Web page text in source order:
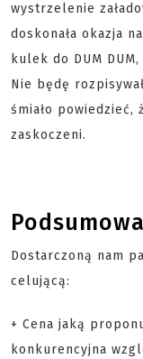
wystrzelenie
doskonała okazja
kulek do DUM
Nie będę
śmiało powiedzieć,
zaskoczeni.
Dostarczoną nam
celującą:
+ Cena jaką
konkurencyjna